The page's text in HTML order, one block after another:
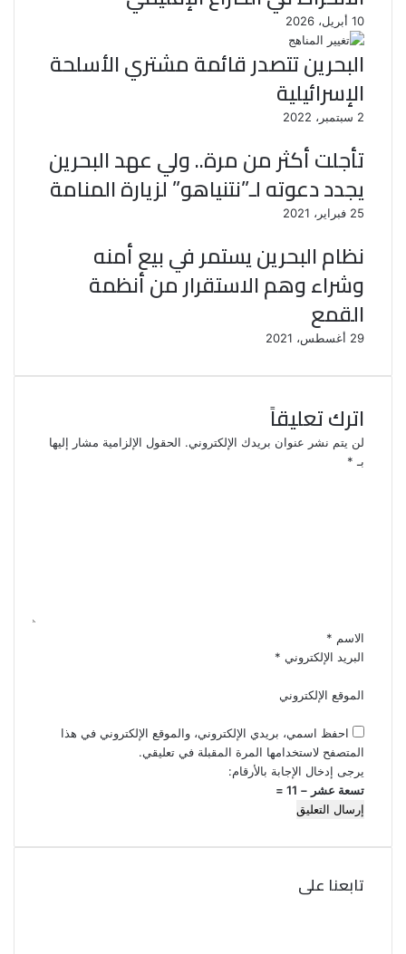
10 أبريل، 2026
البحرين تتصدر قائمة مشتري الأسلحة
الإسرائيلية
2 سبتمبر، 2022
تأجلت أكثر من مرة.. ولي عهد البحرين
يجدد دعوته لـ”نتنياهو” لزيارة المنامة
25 فبراير، 2021
نظام البحرين يستمر في بيع أمنه
وشراء وهم الاستقرار من أنظمة
القمع
29 أغسطس، 2021
اترك تعليقاً
لن يتم نشر عنوان بريدك الإلكتروني. الحقول الإلزامية مشار إليها
بـ *
الاسم *
البريد الإلكتروني *
الموقع الإلكتروني
احفظ اسمي، بريدي الإلكتروني، والموقع الإلكتروني في هذا
المتصفح لاستخدامها المرة المقبلة في تعليقي.
يرجى إدخال الإجابة بالأرقام:
تسعة عشر − 11 =
تابعنا على